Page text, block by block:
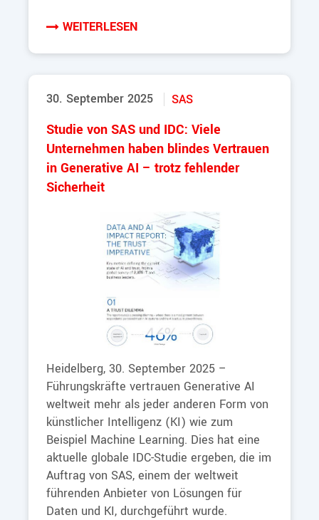
WEITERLESEN
30. September 2025 SAS
Studie von SAS und IDC: Viele
Unternehmen haben blindes Vertrauen
in Generative AI – trotz fehlender
Sicherheit
Heidelberg, 30. September 2025 –
Führungskräfte vertrauen Generative AI
weltweit mehr als jeder anderen Form von
künstlicher Intelligenz (KI) wie zum
Beispiel Machine Learning. Dies hat eine
aktuelle globale IDC-Studie ergeben, die im
Auftrag von SAS, einem der weltweit
führenden Anbieter von Lösungen für
Daten und KI, durchgeführt wurde.